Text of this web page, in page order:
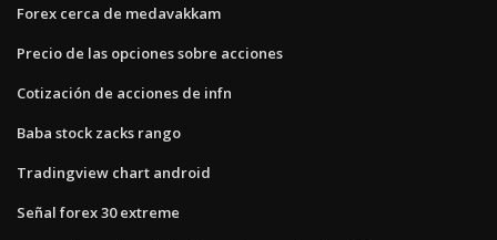
Forex cerca de medavakkam
Precio de las opciones sobre acciones
Cotización de acciones de infn
Baba stock zacks rango
Tradingview chart android
Señal forex 30 extreme